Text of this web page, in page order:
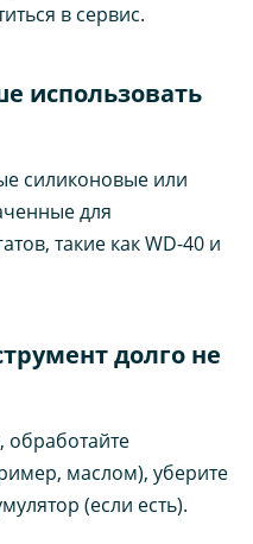
в сервис.
использовать
силиконовые или
для
такие как WD-40 и
долго не
обработайте
маслом), уберите
(если есть).